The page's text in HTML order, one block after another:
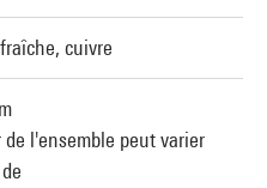
cuivre
de l'ensemble peut varier